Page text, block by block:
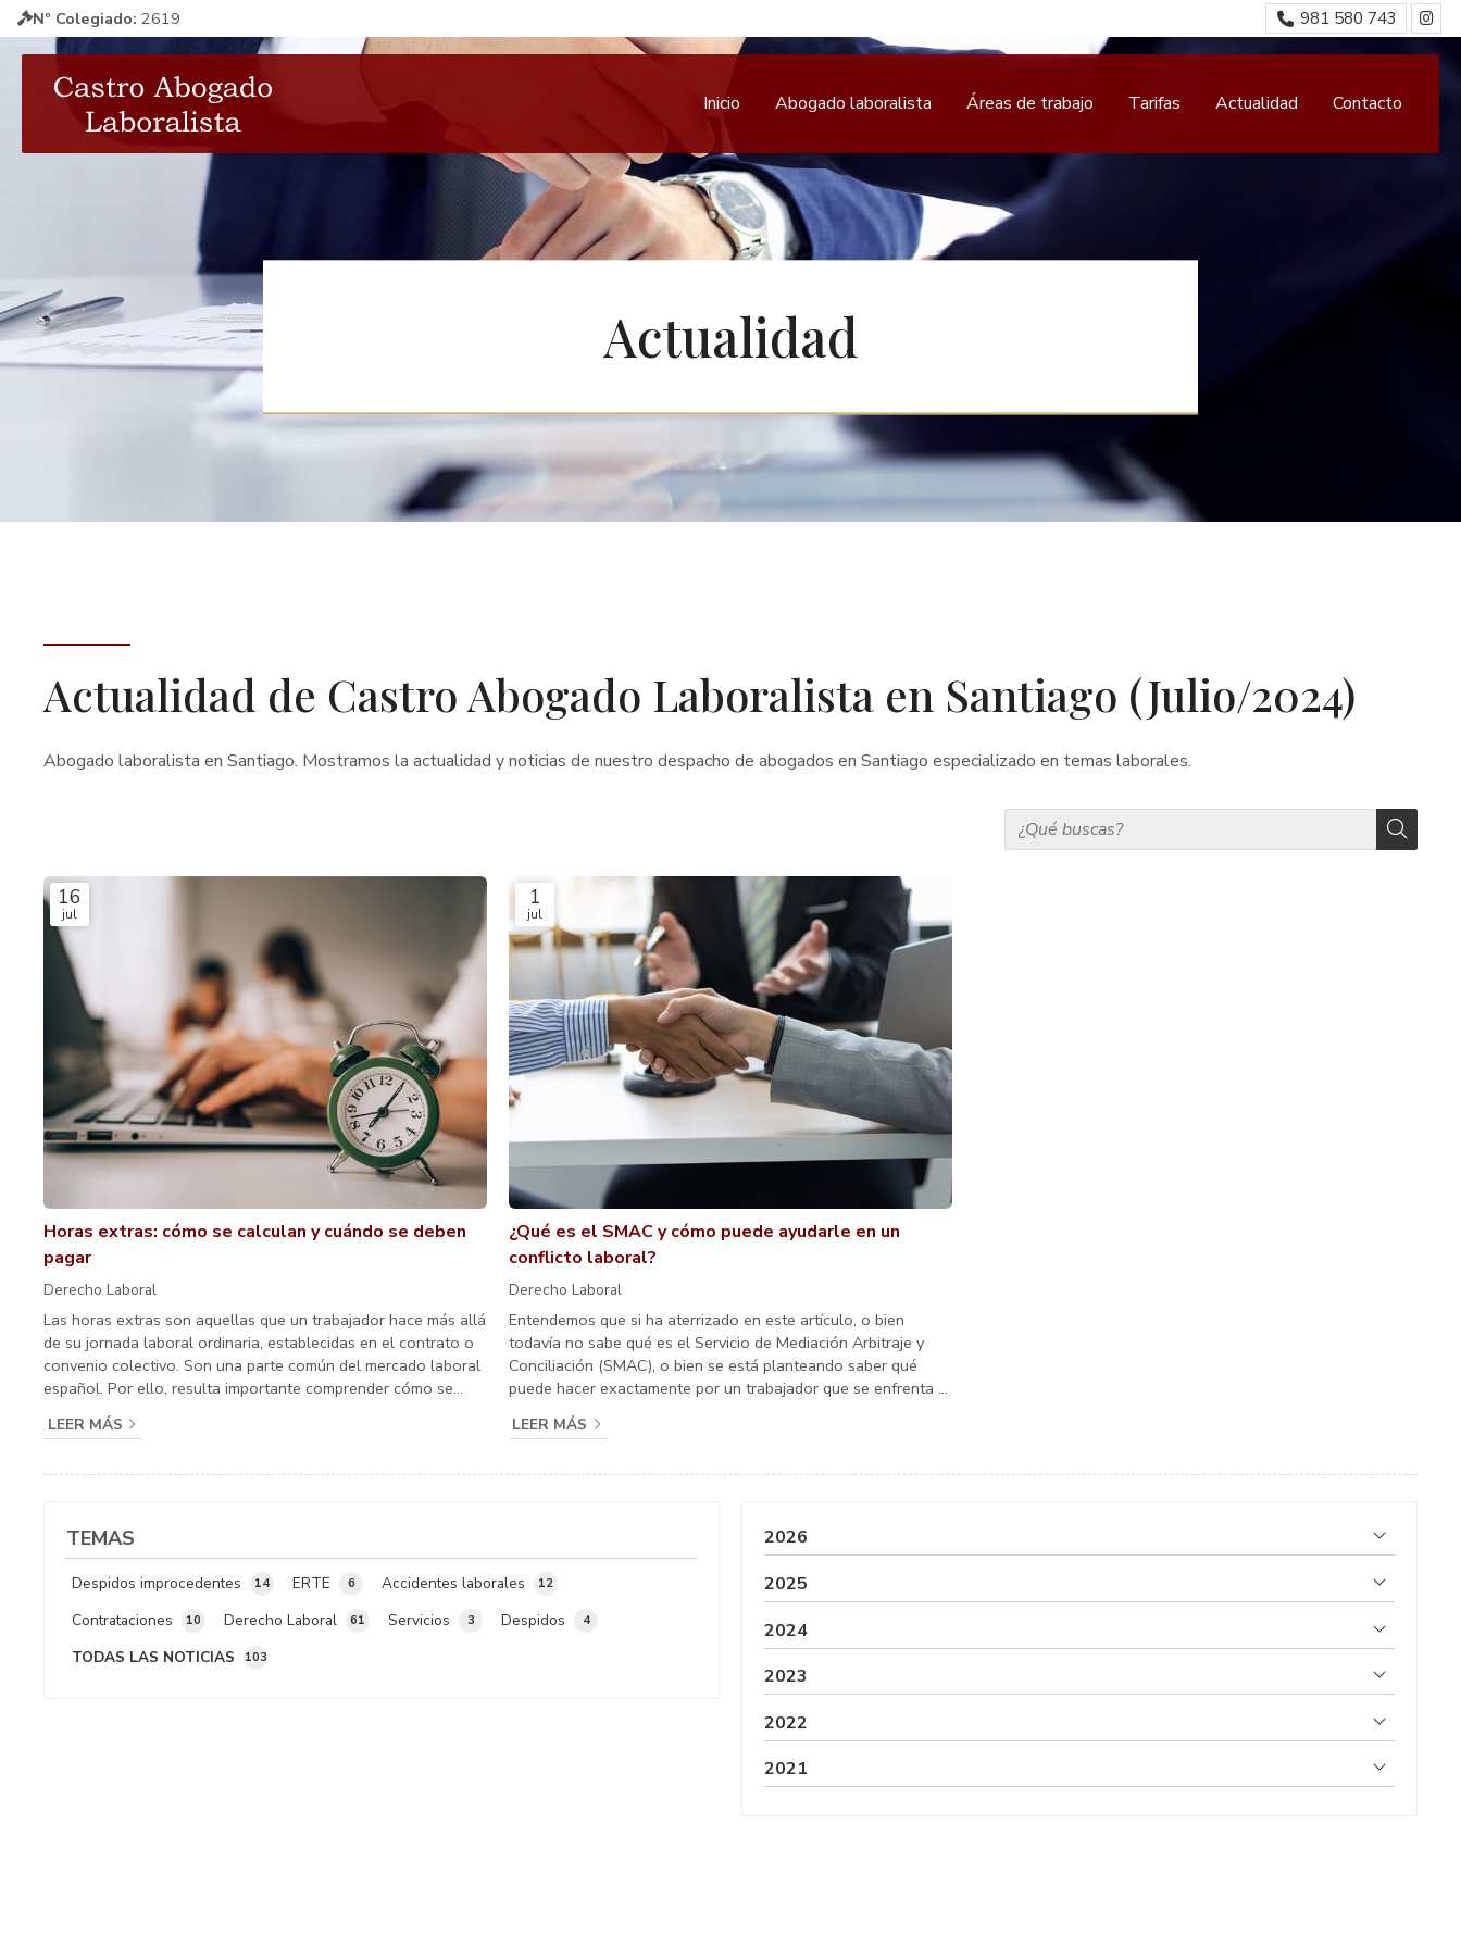
Nº Colegiado: 2619 981 580 743
Inicio Abogado laboralista Áreas de trabajo Tarifas Actualidad Contacto
Actualidad
Actualidad de Castro Abogado Laboralista en Santiago (Julio/2024)
Abogado laboralista en Santiago. Mostramos la actualidad y noticias de nuestro despacho de abogados en Santiago especializado en temas laborales.
TEMAS
TODAS LAS NOTICIAS 103
Despidos improcedentes 14 ERTE 6 Accidentes laborales 12
Contrataciones 10 Derecho Laboral 61 Servicios 3 Despidos 4
16
jul
Horas extras: cómo se calculan y cuándo se deben
pagar
Derecho Laboral
Las horas extras son aquellas que un trabajador hace más allá
de su jornada laboral ordinaria, establecidas en el contrato o
convenio colectivo. Son una parte común del mercado laboral
español. Por ello, resulta importante comprender cómo se
calculan y cuándo se deben pagar para evitar confusiones o
conflictos con su empleador. En este nuevo artículo que le
Castro, en Santiago de Compostela, le contamos todo lo que
LEER MÁS
1
jul
¿Qué es el SMAC y cómo puede ayudarle en un
conflicto laboral?
Derecho Laboral
Entendemos que si ha aterrizado en este artículo, o bien
todavía no sabe qué es el Servicio de Mediación Arbitraje y
Conciliación (SMAC), o bien se está planteando saber qué
puede hacer exactamente por un trabajador que se enfrenta a
un conflicto laboral de cualquier tipo. Pues bien, desde el
despacho de Carlos Castro Álvarez, abogado especializado
Compostela, queremos sacarle de dudas y le damos las
LEER MÁS
2026
2025
2024
2023
2022
2021